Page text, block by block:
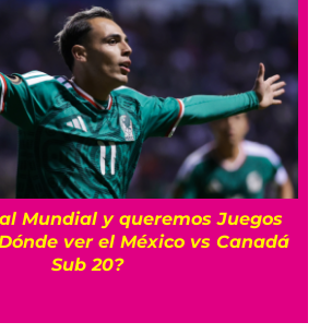
Mundial y queremos Juegos
ver el México vs Canadá
Sub 20?